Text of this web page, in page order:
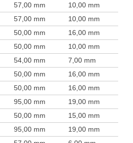
57,00 mm 10,00 mm
57,00 mm 10,00 mm
50,00 mm 16,00 mm
50,00 mm 10,00 mm
54,00 mm 7,00 mm
50,00 mm 16,00 mm
50,00 mm 16,00 mm
95,00 mm 19,00 mm
50,00 mm 15,00 mm
95,00 mm 19,00 mm